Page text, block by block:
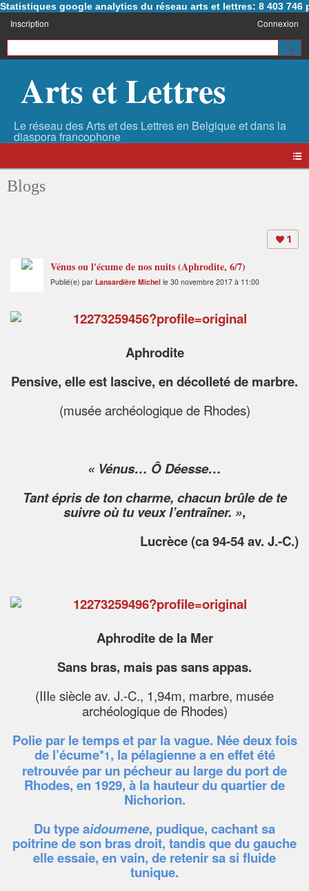
Statistiques google analytics du réseau arts et lettres: 8 403 746
Inscription Connexion
Arts et Lettres
Blogs
1
Vénus ou l'écume de nos nuits (Aphrodite, 6/7)
Publié(e) par Lansardière Michel le 30 novembre 2017 à 11:00
Aphrodite
Pensive, elle est lascive, en décolleté de marbre.
(musée archéologique de Rhodes)
« Vénus… Ô Déesse…
Tant épris de ton charme, chacun brûle de te
suivre où tu veux l’entraîner. »,
Lucrèce (ca 94-54 av. J.-C.)
Aphrodite de la Mer
Sans bras, mais pas sans appas.
(IIIe siècle av. J.-C., 1,94m, marbre, musée
archéologique de Rhodes)
Polie par le temps et par la vague. Née deux fois
de l’écume*1, la pélagienne a en effet été
retrouvée par un pécheur au large du port de
Rhodes, en 1929, à la hauteur du quartier de
Nichorion.
Du type aidoumene, pudique, cachant sa
poitrine de son bras droit, tandis que du gauche
elle essaie, en vain, de retenir sa si fluide
tunique.